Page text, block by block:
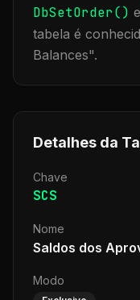
DbSetOrder() e
tabela é
Balances".
Detalhes da
Chave
SCS
Nome
Saldos dos
Modo